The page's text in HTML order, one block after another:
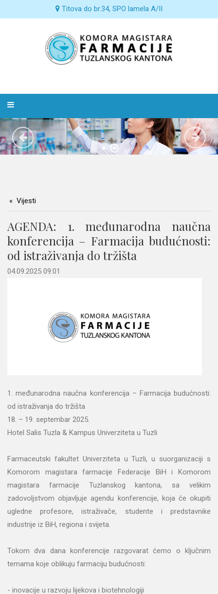
Titova do br.34, SPO lamela A/II
Vijesti
AGENDA: 1. međunarodna naučna
konferencija – Farmacija budućnosti:
od istraživanja do tržišta
04.09.2025 09:01
1. međunarodna naučna konferencija – Farmacija budućnosti:
od istraživanja do tržišta
18. – 19. septembar 2025.
Hotel Salis Tuzla & Kampus Univerziteta u Tuzli
Farmaceutski fakultet Univerziteta u Tuzli, u suorganizaciji s
Komorom magistara farmacije Federacije BiH i Komorom
magistara farmacije Tuzlanskog kantona, sa velikim
zadovoljstvom objavljuje agendu konferencije, koja će okupiti
ugledne profesore, istraživače, studente i predstavnike
industrije iz BiH, regiona i svijeta.
Tokom dva dana konferencije razgovarat ćemo o ključnim
temama koje oblikuju farmaciju budućnosti:
- inovacije u razvoju lijekova i biotehnologiji